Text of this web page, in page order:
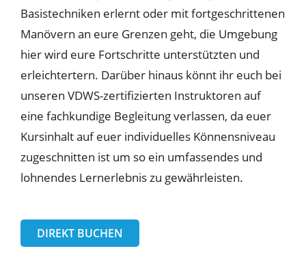
Basistechniken erlernt oder mit fortgeschrittenen
Manövern an eure Grenzen geht, die Umgebung
hier wird eure Fortschritte unterstützten und
erleichtertern. Darüber hinaus könnt ihr euch bei
unseren VDWS-zertifizierten Instruktoren auf
eine fachkundige Begleitung verlassen, da euer
Kursinhalt auf euer individuelles Könnensniveau
zugeschnitten ist um so ein umfassendes und
lohnendes Lernerlebnis zu gewährleisten.
DIREKT BUCHEN